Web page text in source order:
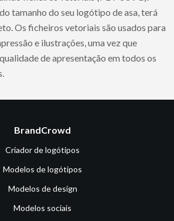
tamanho do seu logótipo de asa, terá
Os ficheiros vetoriais são usados para
e ilustrações, uma vez que
de apresentação em todos os
BrandCrowd
Criador de logótipos
Modelos de logótipos
Modelos de design
Modelos sociais